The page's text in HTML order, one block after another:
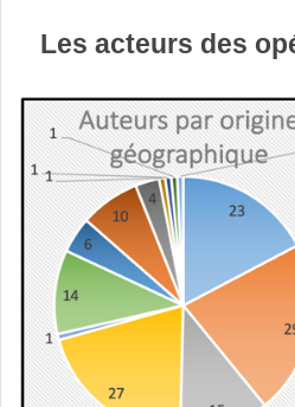
Les acteurs des